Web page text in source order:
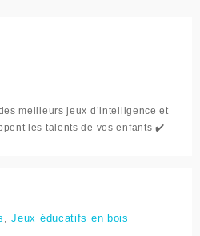
meilleurs jeux d’intelligence et
les talents de vos enfants✔️
,Jeux éducatifs en bois